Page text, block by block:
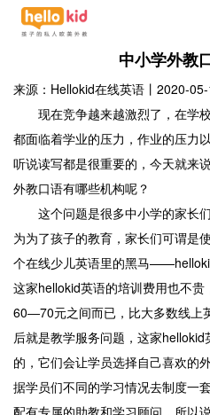
中小学外教
来源：Hellokid在线英语 丨 2020-
现在竞争越来越激烈了，在学
都面临着学业的压力，作业的压力
听说读写都是很重要的，今天就来
外教口语有哪些机构呢？
这个问题是很多中小学的家长
为为了孩子的教育，家长们可谓是
个在线少儿英语里的黑马
这家hellokid英语的培训费用也不
60―70元之间而已，比大多数线上
后就是教学服务问题，这家
的，它们会让学员选择自己喜欢的
据学员们不同的学习情况去制度一
配有专属的助教和学习顾问，所以